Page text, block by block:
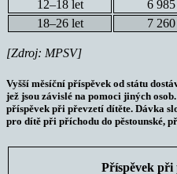
12–18 let
6
18–26 let
7
[Zdroj: MPSV]
Vyšší měsíční příspěvek od státu
jež jsou závislé na pomoci jiných
příspěvek při převzetí dítěte. Dávka
pro dítě při příchodu do pěstounské,
Příspěvek při